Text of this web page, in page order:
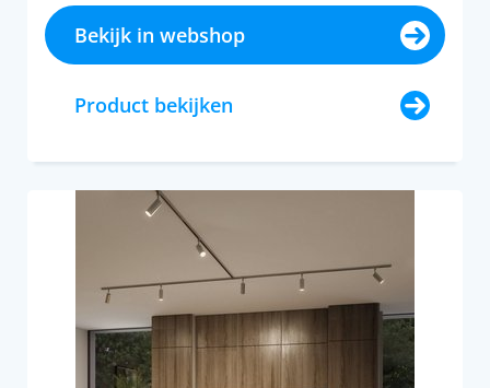
Bekijk in webshop
Product bekijken